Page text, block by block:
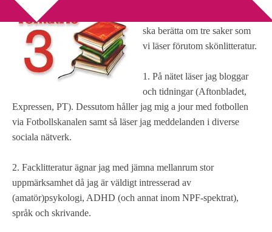
ska berätta om tre saker som
vi läser förutom skönlitteratur.
1. På nätet läser jag bloggar
och tidningar (Aftonbladet,
Expressen, PT). Dessutom håller jag mig a jour med fotbollen
via Fotbollskanalen samt så läser jag meddelanden i diverse
sociala nätverk.
2. Facklitteratur ägnar jag med jämna mellanrum stor
uppmärksamhet då jag är väldigt intresserad av
(amatör)psykologi, ADHD (och annat inom NPF-spektrat),
språk och skrivande.